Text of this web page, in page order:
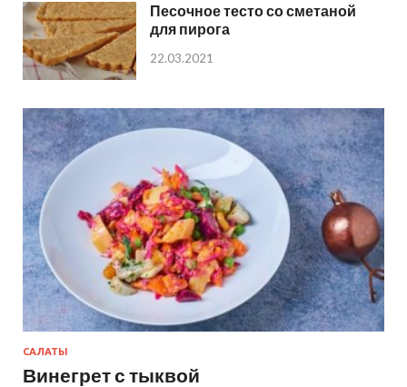
Песочное тесто со сметаной
для пирога
22.03.2021
САЛАТЫ
Винегрет с тыквой